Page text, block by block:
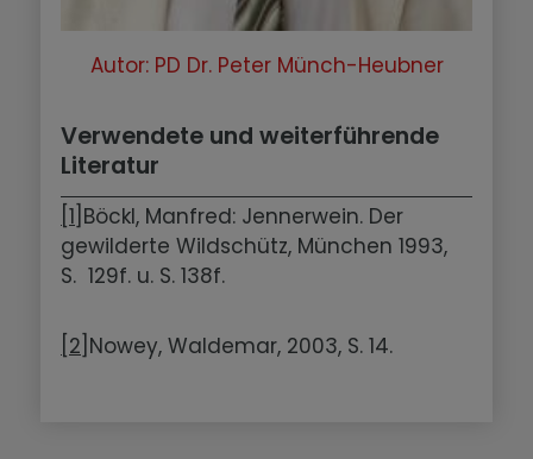
Autor: PD Dr. Peter Münch-Heubner
Verwendete und weiterführende
Literatur
[1] Böckl, Manfred: Jennerwein. Der
gewilderte Wildschütz, München 1993,
S. 129f. u. S. 138f.
[2] Nowey, Waldemar, 2003, S. 14.